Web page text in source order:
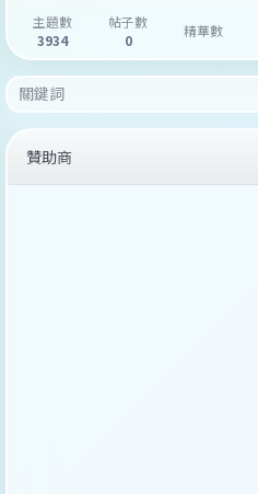
主題數
3934
帖子數
0
精華數
贊助商